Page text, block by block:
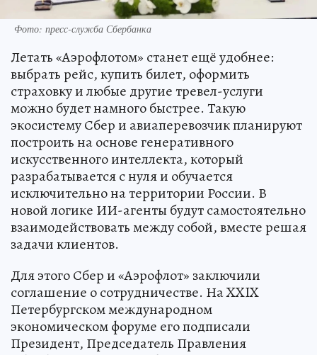
Фото: пресс-служба Сбербанка
Летать «Аэрофлотом» станет ещё удобнее:
выбрать рейс, купить билет, оформить
страховку и любые другие тревел-услуги
можно будет намного быстрее. Такую
экосистему Сбер и авиаперевозчик планируют
построить на основе генеративного
искусственного интеллекта, который
разрабатывается с нуля и обучается
исключительно на территории России. В
новой логике ИИ-агенты будут самостоятельно
взаимодействовать между собой, вместе решая
задачи клиентов.
Для этого Сбер и «Аэрофлот» заключили
соглашение о сотрудничестве. На XXIX
Петербургском международном
экономическом форуме его подписали
Президент, Председатель Правления